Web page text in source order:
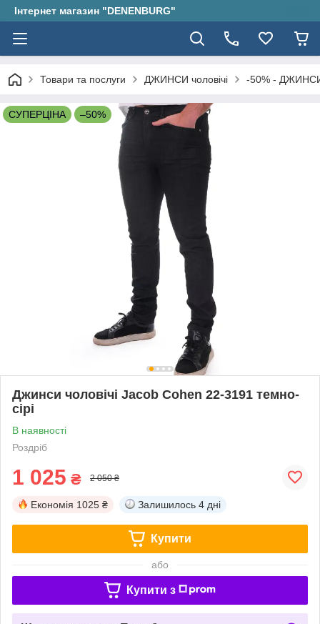
Інтернет магазин "DENENBURG"
Товари та послуги ДЖИНСИ чоловічі -50% - ДЖИНСИ
СУПЕРЦІНА –50%
Джинси чоловічі Jacob Cohen 22-3191 темно-
сірі
В наявності
Роздріб
1 025 ₴ 2 050 ₴
Економія 1025 ₴ Залишилось 4 дні
Купити
або
Купити з